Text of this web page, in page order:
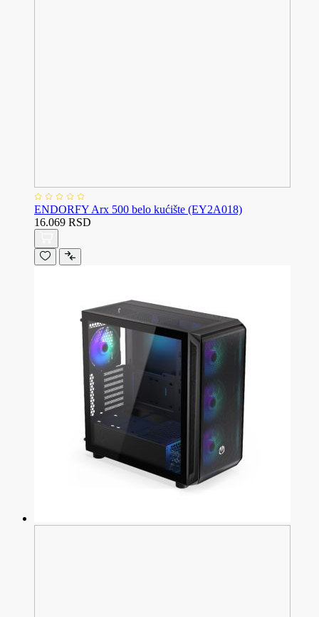
ENDORFY Arx 500 belo kućište (EY2A018)
16.069 RSD